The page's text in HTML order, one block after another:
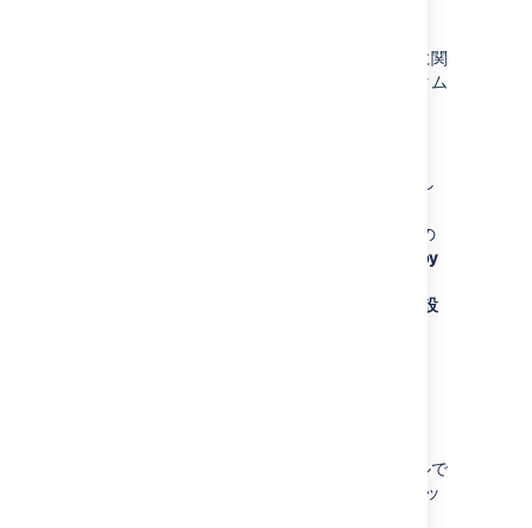
をプランの課題ソースに関
連付ける必要があります。選択すると、カスタム
] を選択し
]、子課題の
Set by
Set custom date (カスタム日を設
複数の子課題を移動するには、同じ階層レベルで
ある必要があり、プランの最上位レベル (エピッ